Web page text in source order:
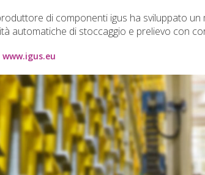
di componenti igus ha sviluppato
automatiche di stoccaggio e prelievo con
www.igus.eu